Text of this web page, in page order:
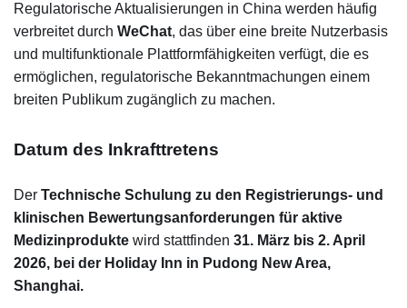
Regulatorische Aktualisierungen in China werden häufig
verbreitet durch WeChat, das über eine breite Nutzerbasis
und multifunktionale Plattformfähigkeiten verfügt, die es
ermöglichen, regulatorische Bekanntmachungen einem
breiten Publikum zugänglich zu machen.
Datum des Inkrafttretens
Der Technische Schulung zu den Registrierungs- und
klinischen Bewertungsanforderungen für aktive
Medizinprodukte wird stattfinden 31. März bis 2. April
2026, bei der Holiday Inn in Pudong New Area,
Shanghai.